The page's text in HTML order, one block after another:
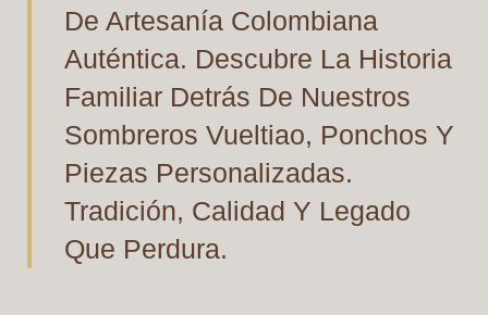
De Artesanía Colombiana
Auténtica. Descubre La Historia
Familiar Detrás De Nuestros
Sombreros Vueltiao, Ponchos Y
Piezas Personalizadas.
Tradición, Calidad Y Legado
Que Perdura.